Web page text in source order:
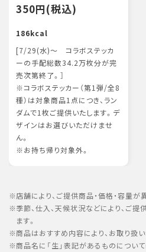
350円(税込)
186kcal
[7/29(水)～ コラボステッカ
ーの手配総数34.2万枚分が完
売次第終了。］
※コラボステッカー（第1弾/全8
種）は対象商品1点につき、ラン
ダムで1枚ご提供いたします。デ
ザインはお選びいただけませ
ん。
※お持ち帰り対象外。
店舗により、ご提供商品・価格・容量が
季節、仕入、天候状況などにより、ご
ます。
商品はおすすめ内容により、お取り扱
商品名に「生」表記があるものについて